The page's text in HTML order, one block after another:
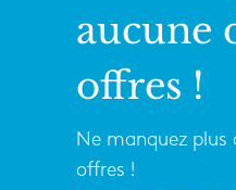
aucune
offres !
Ne manquez plus
offres !